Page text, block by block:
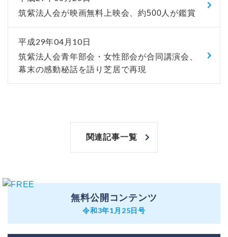
筑紫法人会が映画無料上映会、約500人が鑑賞
平成29年04月10日
筑紫法人会青年部会・女性部会が合同講演会、
幕末の感動秘話を語り芝居で再現
関連記事一覧
無料公開コンテンツ
令和3年1月25日号